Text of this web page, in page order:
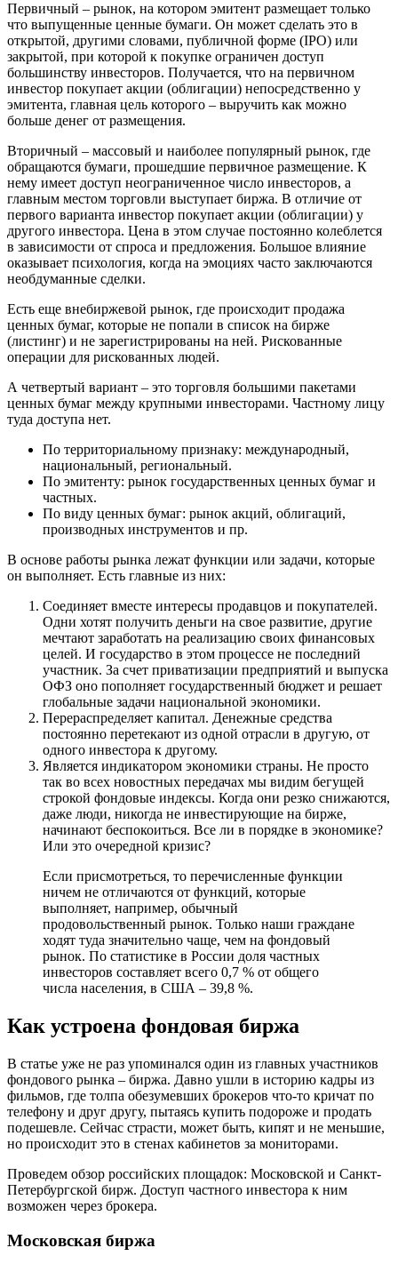
Первичный – рынок, на котором эмитент размещает только
что выпущенные ценные бумаги. Он может сделать это в
открытой, другими словами, публичной форме (IPO) или
закрытой, при которой к покупке ограничен доступ
большинству инвесторов. Получается, что на первичном
инвестор покупает акции (облигации) непосредственно у
эмитента, главная цель которого – выручить как можно
больше денег от размещения.
Вторичный – массовый и наиболее популярный рынок, где
обращаются бумаги, прошедшие первичное размещение. К
нему имеет доступ неограниченное число инвесторов, а
главным местом торговли выступает биржа. В отличие от
первого варианта инвестор покупает акции (облигации) у
другого инвестора. Цена в этом случае постоянно колеблется
в зависимости от спроса и предложения. Большое влияние
оказывает психология, когда на эмоциях часто заключаются
необдуманные сделки.
Есть еще внебиржевой рынок, где происходит продажа
ценных бумаг, которые не попали в список на бирже
(листинг) и не зарегистрированы на ней. Рискованные
операции для рискованных людей.
А четвертый вариант – это торговля большими пакетами
ценных бумаг между крупными инвесторами. Частному лицу
туда доступа нет.
По территориальному признаку: международный,
национальный, региональный.
По эмитенту: рынок государственных ценных бумаг и
частных.
По виду ценных бумаг: рынок акций, облигаций,
производных инструментов и пр.
В основе работы рынка лежат функции или задачи, которые
он выполняет. Есть главные из них:
Соединяет вместе интересы продавцов и покупателей.
Одни хотят получить деньги на свое развитие, другие
мечтают заработать на реализацию своих финансовых
целей. И государство в этом процессе не последний
участник. За счет приватизации предприятий и выпуска
ОФЗ оно пополняет государственный бюджет и решает
глобальные задачи национальной экономики.
Перераспределяет капитал. Денежные средства
постоянно перетекают из одной отрасли в другую, от
одного инвестора к другому.
Является индикатором экономики страны. Не просто
так во всех новостных передачах мы видим бегущей
строкой фондовые индексы. Когда они резко снижаются,
даже люди, никогда не инвестирующие на бирже,
начинают беспокоиться. Все ли в порядке в экономике?
Или это очередной кризис?
Если присмотреться, то перечисленные функции
ничем не отличаются от функций, которые
выполняет, например, обычный
продовольственный рынок. Только наши граждане
ходят туда значительно чаще, чем на фондовый
рынок. По статистике в России доля частных
инвесторов составляет всего 0,7 % от общего
числа населения, в США – 39,8 %.
Как устроена фондовая биржа
В статье уже не раз упоминался один из главных участников
фондового рынка – биржа. Давно ушли в историю кадры из
фильмов, где толпа обезумевших брокеров что-то кричат по
телефону и друг другу, пытаясь купить подороже и продать
подешевле. Сейчас страсти, может быть, кипят и не меньшие,
но происходит это в стенах кабинетов за мониторами.
Проведем обзор российских площадок: Московской и Санкт-
Петербургской бирж. Доступ частного инвестора к ним
возможен через брокера.
Московская биржа